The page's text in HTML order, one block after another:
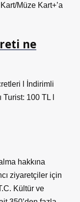
Müze Kart+’a
ne
l İndirimli
100 TL l
hakkına
ziyaretçiler için
Kültür ve